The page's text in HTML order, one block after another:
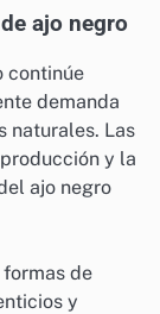
ajo negro
continúe
demanda
naturales. Las
y la
ajo negro
formas de
y